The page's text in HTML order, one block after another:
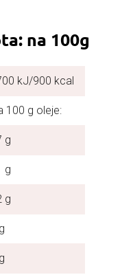
na 100g
kJ/900 kcal
100 g oleje:
g
g
g